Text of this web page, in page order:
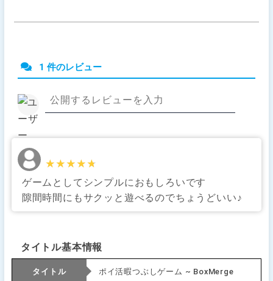
1 件のレビュー
★★★★★
★★★★★
ゲームとしてシンプルにおもしろいです
隙間時間にもサクッと遊べるのでちょうどいい♪
タイトル基本情報
タイトル ポイ活暇つぶしゲーム ~ BoxMerge